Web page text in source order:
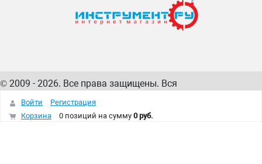
© 2009 - 2026. Все права защищены. Вся
информация на сайте – собственность
интернет-магазина
Войти
Регистрация
Корзина
0 позиций на сумму 0 руб.